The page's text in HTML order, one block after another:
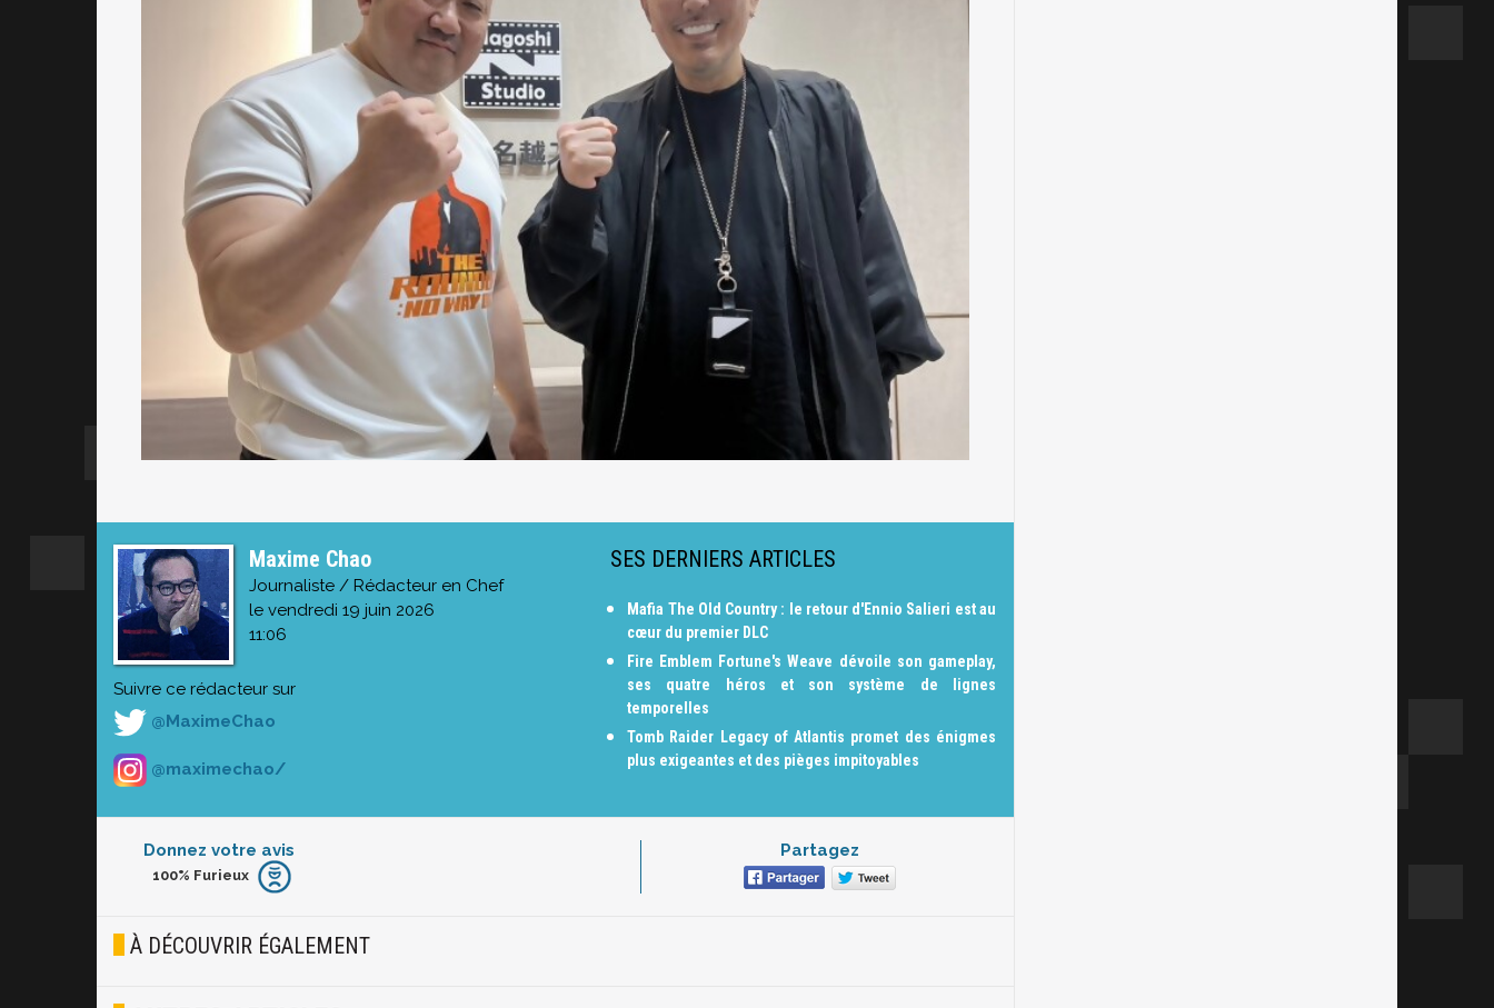
Maxime Chao
Journaliste / Rédacteur en Chef
le vendredi 19 juin 2026
11:06
Suivre ce rédacteur sur
@MaximeChao
@maximechao/
SES DERNIERS ARTICLES
Mafia The Old Country : le retour d'Ennio Salieri est au
cœur du premier DLC
Fire Emblem Fortune's Weave dévoile son gameplay,
ses quatre héros et son système de lignes
temporelles
Tomb Raider Legacy of Atlantis promet des énigmes
plus exigeantes et des pièges impitoyables
Donnez votre avis
Furieux
100% Furieux
Partagez
À DÉCOUVRIR ÉGALEMENT